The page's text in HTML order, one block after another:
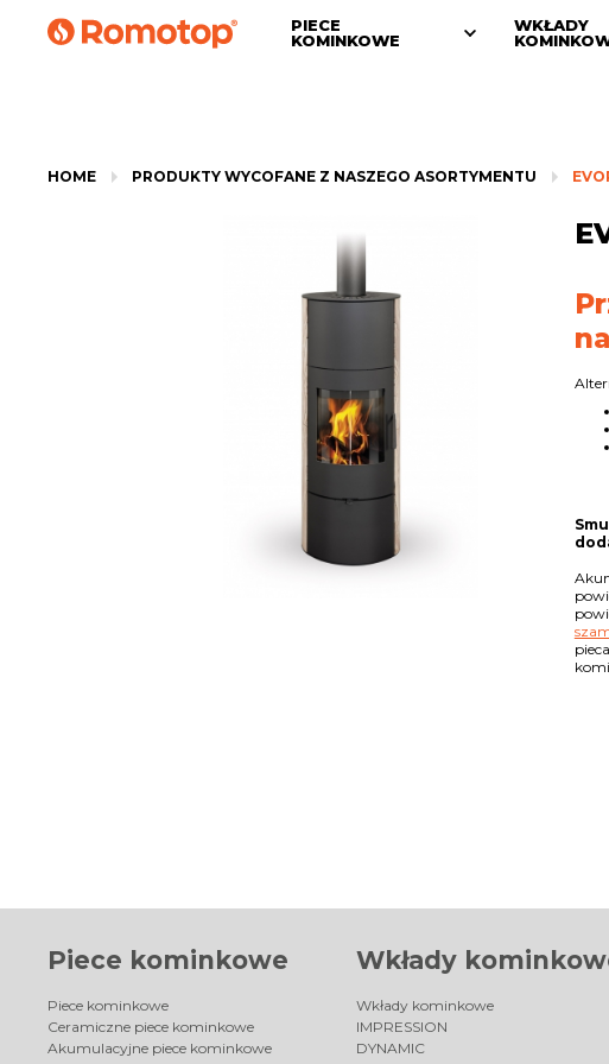
PIECE
KOMINKOWE
WKŁADY
HOME PRODUKTY WYCOFANE Z NASZEGO ASORTYMENTU
Piece kominkowe
Piece kominkowe
Ceramiczne piece kominkowe
Akumulacyjne piece kominkowe
Wkłady
Wkłady kominkowe
IMPRESSION
DYNAMIC